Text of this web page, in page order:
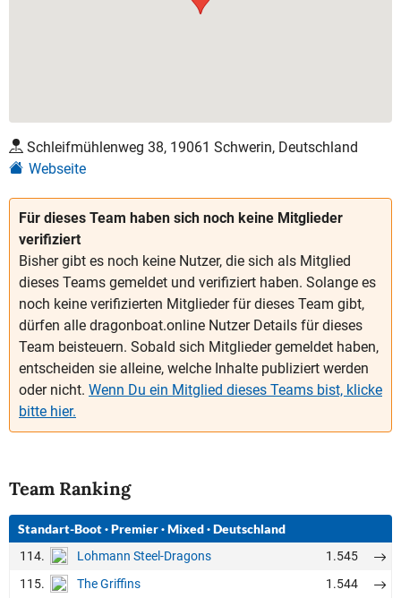
Für dieses Team haben sich noch keine Mitglieder
verifiziert
Bisher gibt es noch keine Nutzer, die sich als Mitglied
dieses Teams gemeldet und verifiziert haben. Solange es
noch keine verifizierten Mitglieder für dieses Team gibt,
dürfen alle dragonboat.online Nutzer Details für dieses
Team beisteuern. Sobald sich Mitglieder gemeldet haben,
entscheiden sie alleine, welche Inhalte publiziert werden
oder nicht. Wenn Du ein Mitglied dieses Teams bist, klicke
bitte hier.
Team Ranking
Standart-Boot·Premier·Mixed·Deutschland
114. Lohmann Steel-Dragons
1.545
115.
The Griffins
1.544
Schleifmühlenweg 38, 19061 Schwerin, Deutschland
Webseite